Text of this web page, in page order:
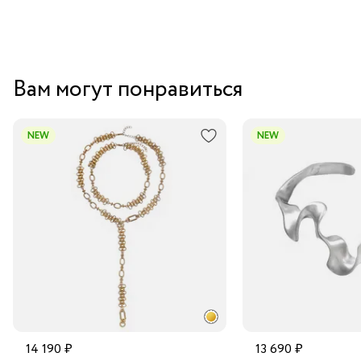
Вам могут понравиться
NEW
14 190 ₽
NEW
13 690 ₽